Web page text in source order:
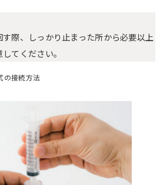
際、しっかり止まった所から必要以上
てください。
の接続方法